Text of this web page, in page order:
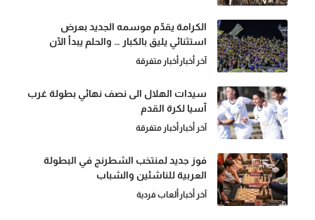
الكرامة يقدّم موسمه الجديد بعرض
استثنائي يليق بالكبار … والحلم يبدأ الآن
آخر أخبارأخبار متفرقة
سيدات الهلال الى نصف نهائي بطولة غرب
آسيا لكرة القدم
آخر أخبارأخبار متفرقة
فوز جديد لمنتخب الشطرنج في البطولة
العربية للناشئين والشباب
آخر أخبارألعاب فردية